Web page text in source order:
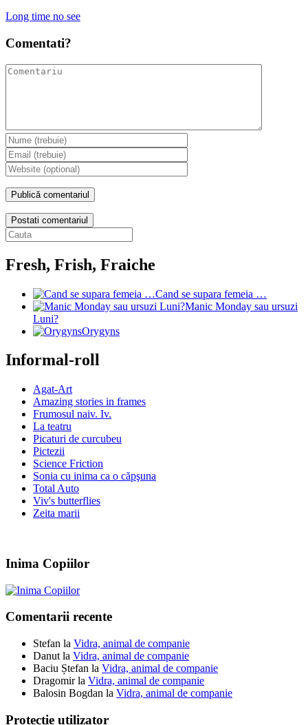
Long time no see
Comentati?
Postati comentariul
Fresh, Frish, Fraiche
Cand se supara femeia …
Manic Monday sau ursuzi
Luni?
Orygyns
Informal-roll
Agat-Art
Amazing stories in frames
Frumosul naiv. Iv.
La teatru
Picaturi de curcubeu
Pictezii
Science Friction
Sonia cu inima ca o căpşuna
Total Auto
Viv's butterflies
Zeita marii
Inima Copiilor
Comentarii recente
Stefan la Vidra, animal de companie
Danut la Vidra, animal de companie
Baciu Ștefan la Vidra, animal de companie
Dragomirla Vidra, animal de companie
Balosin Bogdan la Vidra, animal de companie
Protecție utilizator